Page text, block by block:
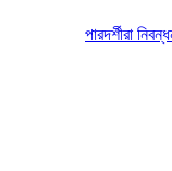
পারদর্শীরা নিবন্ধন